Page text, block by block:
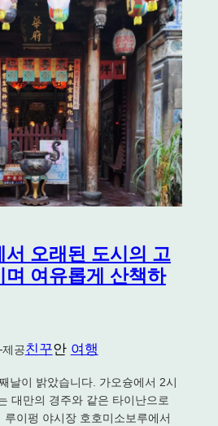
서 오래된 도시의 고
며 여유롭게 산책하
제공친꾸안 여행
날이 밝았습니다. 가오슝에서 2시
대만의 경주와 같은 타이난으로
이펑 야시장 호호미소보루에서